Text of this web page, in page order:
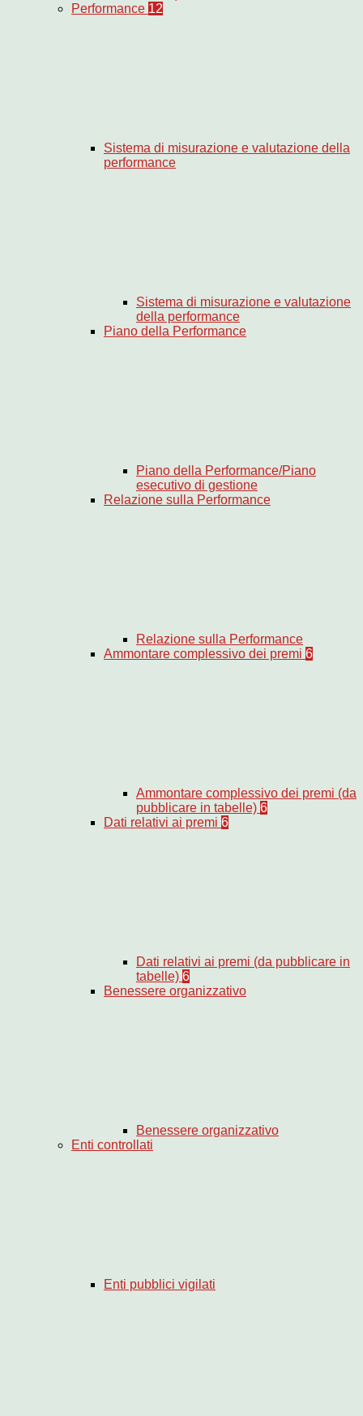
Performance 12
Sistema di misurazione e valutazione della
performance
Sistema di misurazione e valutazione
della performance
Piano della Performance
Piano della Performance/Piano
esecutivo di gestione
Relazione sulla Performance
Relazione sulla Performance
Ammontare complessivo dei premi 6
Ammontare complessivo dei premi (da
pubblicare in tabelle) 6
Dati relativi ai premi 6
Dati relativi ai premi (da pubblicare in
tabelle) 6
Benessere organizzativo
Benessere organizzativo
Enti controllati
Enti pubblici vigilati